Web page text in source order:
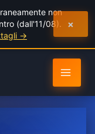
non
(dall'11/08).
→
×